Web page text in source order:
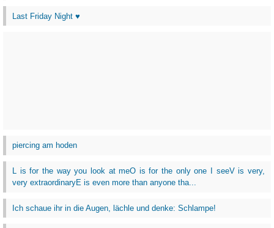
Last Friday Night ♥
piercing am hoden
L is for the way you look at meO is for the only one I seeV is very,
very extraordinaryE is even more than anyone tha...
Ich schaue ihr in die Augen, lächle und denke: Schlampe!